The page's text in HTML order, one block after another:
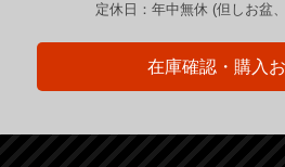
定休日：年中無休 (但しお盆
在庫確認・購入